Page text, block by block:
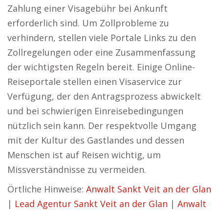
Zahlung einer Visagebühr bei Ankunft
erforderlich sind. Um Zollprobleme zu
verhindern, stellen viele Portale Links zu den
Zollregelungen oder eine Zusammenfassung
der wichtigsten Regeln bereit. Einige Online-
Reiseportale stellen einen Visaservice zur
Verfügung, der den Antragsprozess abwickelt
und bei schwierigen Einreisebedingungen
nützlich sein kann. Der respektvolle Umgang
mit der Kultur des Gastlandes und dessen
Menschen ist auf Reisen wichtig, um
Missverständnisse zu vermeiden.
Örtliche Hinweise: Anwalt Sankt Veit an der Glan
| Lead Agentur Sankt Veit an der Glan | Anwalt